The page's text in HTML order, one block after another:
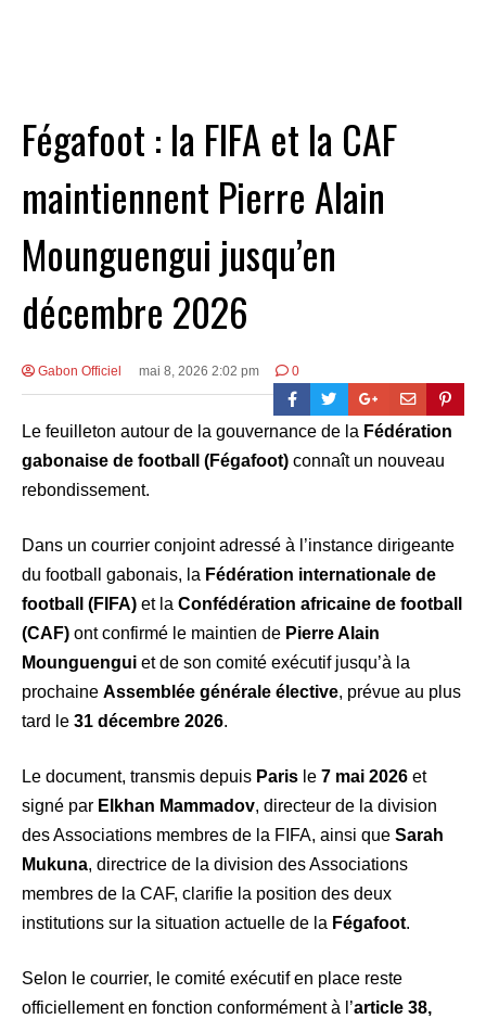
Fégafoot : la FIFA et la CAF
maintiennent Pierre Alain
Mounguengui jusqu’en
décembre 2026
Gabon Officiel mai 8, 2026 2:02 pm 0
Le feuilleton autour de la gouvernance de la Fédération
gabonaise de football (Fégafoot) connaît un nouveau
rebondissement.
Dans un courrier conjoint adressé à l’instance dirigeante
du football gabonais, la Fédération internationale de
football (FIFA) et la Confédération africaine de football
(CAF) ont confirmé le maintien de Pierre Alain
Mounguengui et de son comité exécutif jusqu’à la
prochaine Assemblée générale élective, prévue au plus
tard le 31 décembre 2026.
Le document, transmis depuis Paris le 7 mai 2026 et
signé par Elkhan Mammadov, directeur de la division
des Associations membres de la FIFA, ainsi que Sarah
Mukuna, directrice de la division des Associations
membres de la CAF, clarifie la position des deux
institutions sur la situation actuelle de la Fégafoot.
Selon le courrier, le comité exécutif en place reste
officiellement en fonction conformément à l’article 38,